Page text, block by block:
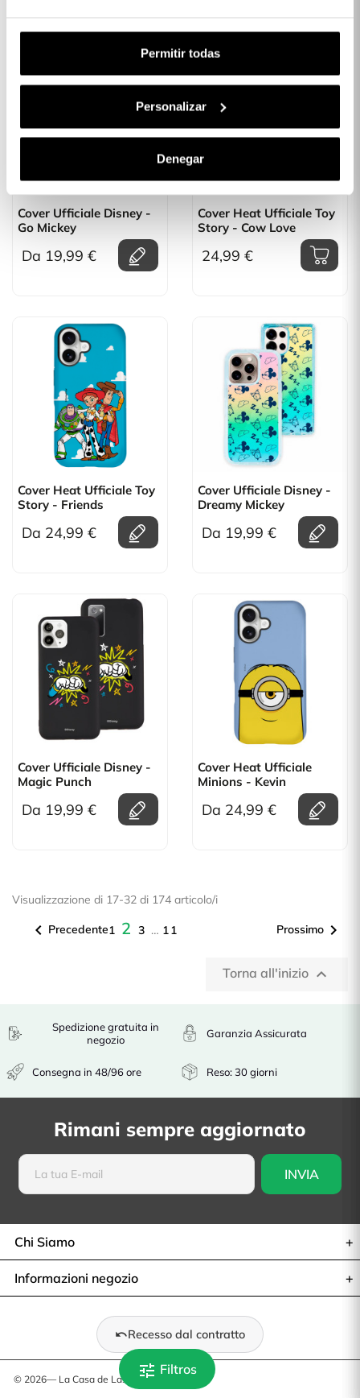
Permitir todas
Personalizar
Denegar
tune Filtros
Cover Ufficiale Disney -
Go Mickey
Da 19,99 €
Cover Heat Ufficiale Toy
Story - Cow Love
24,99 €
Cover Heat Ufficiale Toy
Story - Friends
Da 24,99 €
Cover Ufficiale Disney -
Dreamy Mickey
Da 19,99 €
Cover Ufficiale Disney -
Magic Punch
Da 19,99 €
Cover Heat Ufficiale
Minions - Kevin
Da 24,99 €
Visualizzazione di 17-32 di 174 articolo/i
 Precedente1 2 3 … 11 Prossimo 
Torna all'inizio 
Spedizione gratuita in
negozio
Consegna in 48/96 ore
Garanzia Assicurata
Reso: 30 giorni
Rimani sempre aggiornato
Chi Siamo
Informazioni negozio
Recesso dal contratto
© 2026— La Casa de Las Carcasas